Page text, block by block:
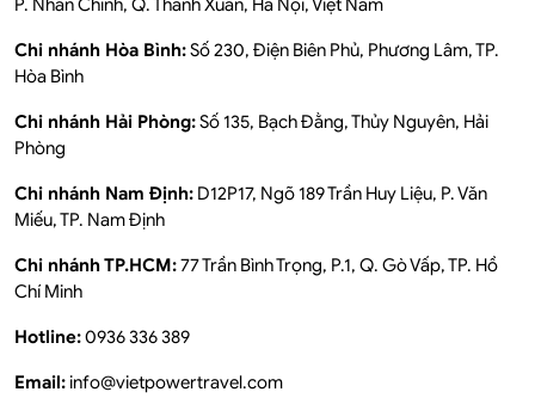
P. Nhân Chính, Q. Thanh Xuân, Hà Nội, Việt Nam
Chi nhánh Hòa Bình:Số 230, Điện Biên Phủ, Phương Lâm, TP.
Hòa Bình
Chi nhánh Hải Phòng:Số 135, Bạch Đằng, Thủy Nguyên, Hải
Phòng
Chi nhánh Nam Định: D12P17, Ngõ 189 Trần Huy Liệu, P. Văn
Miếu, TP. Nam Định
Chi nhánh TP.HCM:77 Trần Bình Trọng, P.1, Q. Gò Vấp, TP. Hồ
Chí Minh
Hotline:0936 336 389
Email: info@vietpowertravel.com